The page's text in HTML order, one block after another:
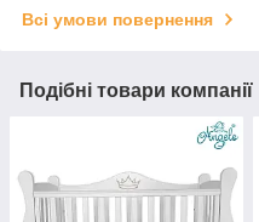
Всі умови повернення
Подібні товари компанії